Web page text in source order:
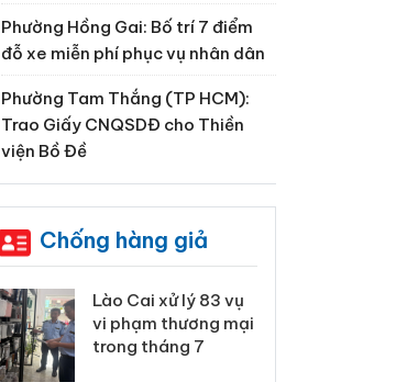
Phường Hồng Gai: Bố trí 7 điểm
đỗ xe miễn phí phục vụ nhân dân
Phường Tam Thắng (TP HCM):
Trao Giấy CNQSDĐ cho Thiền
viện Bồ Đề
Chống hàng giả
Lào Cai xử lý 83 vụ
vi phạm thương mại
trong tháng 7